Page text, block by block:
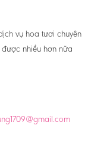
vụ hoa tươi chuyên
nhiều hơn nữa